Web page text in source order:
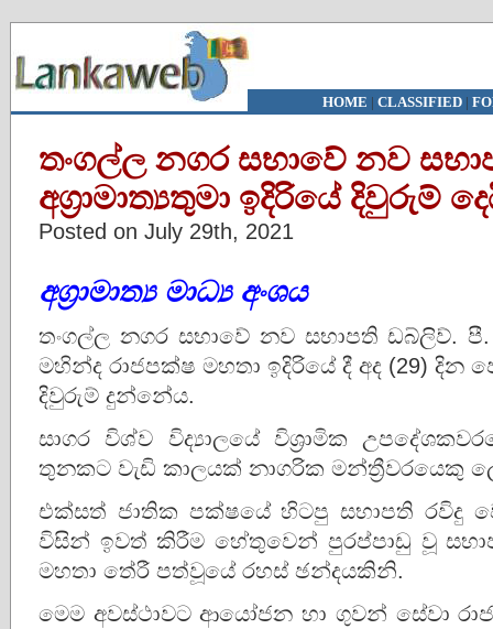
HOME | CLASSIFIED|
තංගල්ල නගර සභාවේ නව
අග්‍රාමාත්‍යතුමා ඉදිරියේ දිවුරුම්
Posted on July 29th, 2021
අග්‍රාමාත්‍ය මාධ්‍ය අංශය
තංගල්ල නගර සභාවේ නව සභාපති ඩබ්ලිව්. පී.
මහින්ද රාජපක්ෂ මහතා ඉදිරියේ දී අද (29) දින
දිවුරුම් දුන්නේය.
සාගර විශ්ව විද්‍යාලයේ විශ්‍රාමික
තුනකට වැඩි කාලයක් නාගරික මන්ත්‍රීවරයෙකු
එක්සත් ජාතික පක්ෂයේ හිටපු සභාපති රවිදු
විසින් ඉවත් කිරීම හේතුවෙන් පුරප්පාඩු වූ
මහතා තේරී පත්වූයේ රහස් ඡන්දයකිනි.
මෙම අවස්ථාවට ආයෝජන හා ගුවන් සේවා